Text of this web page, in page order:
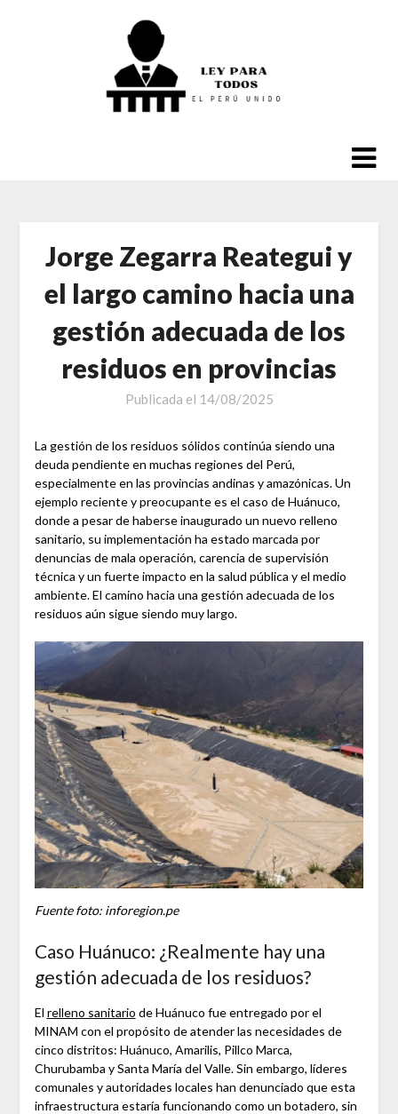
Jorge Zegarra Reategui y
el largo camino hacia una
gestión adecuada de los
residuos en provincias
Publicada el 14/08/2025
La gestión de los residuos sólidos continúa siendo una
deuda pendiente en muchas regiones del Perú,
especialmente en las provincias andinas y amazónicas. Un
ejemplo reciente y preocupante es el caso de Huánuco,
donde a pesar de haberse inaugurado un nuevo relleno
sanitario, su implementación ha estado marcada por
denuncias de mala operación, carencia de supervisión
técnica y un fuerte impacto en la salud pública y el medio
ambiente. El camino hacia una gestión adecuada de los
residuos aún sigue siendo muy largo.
Fuente foto: inforegion.pe
Caso Huánuco: ¿Realmente hay una
gestión adecuada de los residuos?
El relleno sanitario de Huánuco fue entregado por el
MINAM con el propósito de atender las necesidades de
cinco distritos: Huánuco, Amarilis, Pillco Marca,
Churubamba y Santa María del Valle. Sin embargo, líderes
comunales y autoridades locales han denunciado que esta
infraestructura estaría funcionando como un botadero, sin